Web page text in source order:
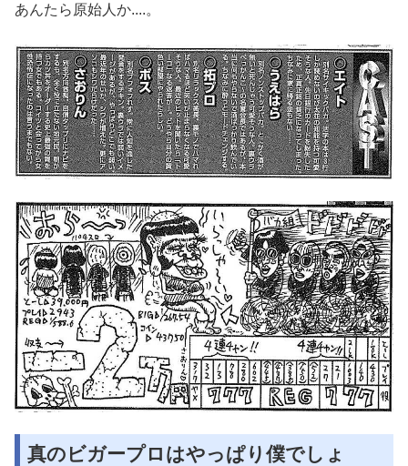
あんたら原始人か....。
真のビガープロはやっぱり僕でしょ